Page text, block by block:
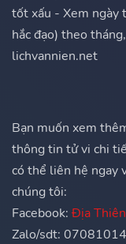
tốt xấu - Xem ngày
hắc đạo) theo
lichvannien.net
Bạn muốn xem
thông tin tử vi chi
có thể liên hệ ngay
chúng tôi:
Facebook: Địa
Zalo/sdt: